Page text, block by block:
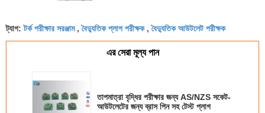
ট্যাগ:টর্ক পরীক্ষার সরঞ্জাম,বৈদ্যুতিক প্লাগ পরীক্ষক,বৈদ্যুতিক আউটলেট পরীক্ষক
এর সেরা মূল্য পান
তাপমাত্রা বৃদ্ধির পরীক্ষার জন্য AS/NZS সকেট-
আউটলেটের জন্য ব্রাস পিন সহ টেস্ট প্লাগ